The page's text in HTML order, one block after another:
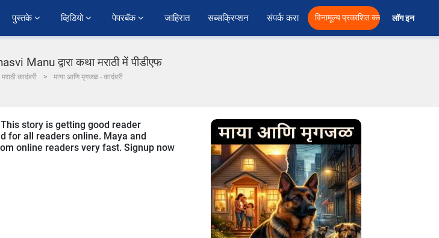
पुस्तके व्हिडियो पेपरबॅक जाहिरात सब्सक्रिप्शन संपर्क करा विनामूल्य प्रकाशित करा लॉग इन
Manu द्वारा कथा मराठी में पीडीएफ
मराठी कादंबरी माया आणि मृगजळ - कादंबरी
story is getting good reader
for all readers online. Maya and
online readers very fast. Signup now